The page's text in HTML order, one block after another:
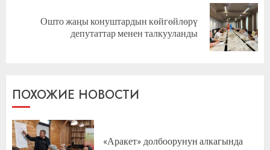
Следующая
Ошто жаңы конуштардын көйгөйлөрү
депутаттар менен талкууланды
ПОХОЖИЕ НОВОСТИ
«Аракет» долбоорунун алкагында